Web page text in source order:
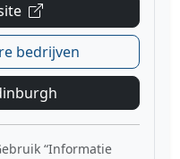
bedrijven
“Informatie